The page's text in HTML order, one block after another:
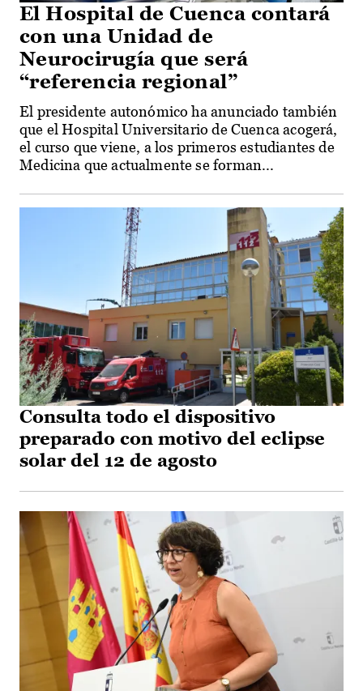
El Hospital de Cuenca contará
con una Unidad de
Neurocirugía que será
“referencia regional”
El presidente autonómico ha anunciado también
que el Hospital Universitario de Cuenca acogerá,
el curso que viene, a los primeros estudiantes de
Medicina que actualmente se forman...
Consulta todo el dispositivo
preparado con motivo del eclipse
solar del 12 de agosto